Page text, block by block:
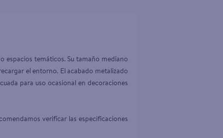
espacios temáticos. Su tamaño mediano
el entorno. El acabado metalizado
para uso ocasional en decoraciones
verificar las especificaciones